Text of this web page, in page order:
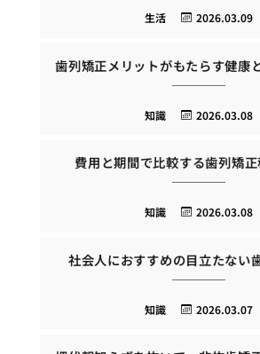
2026.03.09
生活
歯列矯正メリットがもたらす健康
2026.03.08
知識
費用と期間で比較する歯列矯
2026.03.08
知識
社会人におすすめの目立たない
2026.03.07
知識